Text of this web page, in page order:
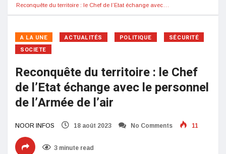
Reconquête du territoire : le Chef de l’Etat échange avec…
A LA UNE ACTUALITÉS POLITIQUE
SÉCURITÉ
SOCIETE
Reconquête du territoire : le Chef
de l’Etat échange avec le personnel
de l’Armée de l’air
NOOR INFOS 18 août 2023 No Comments 11
3 minute read